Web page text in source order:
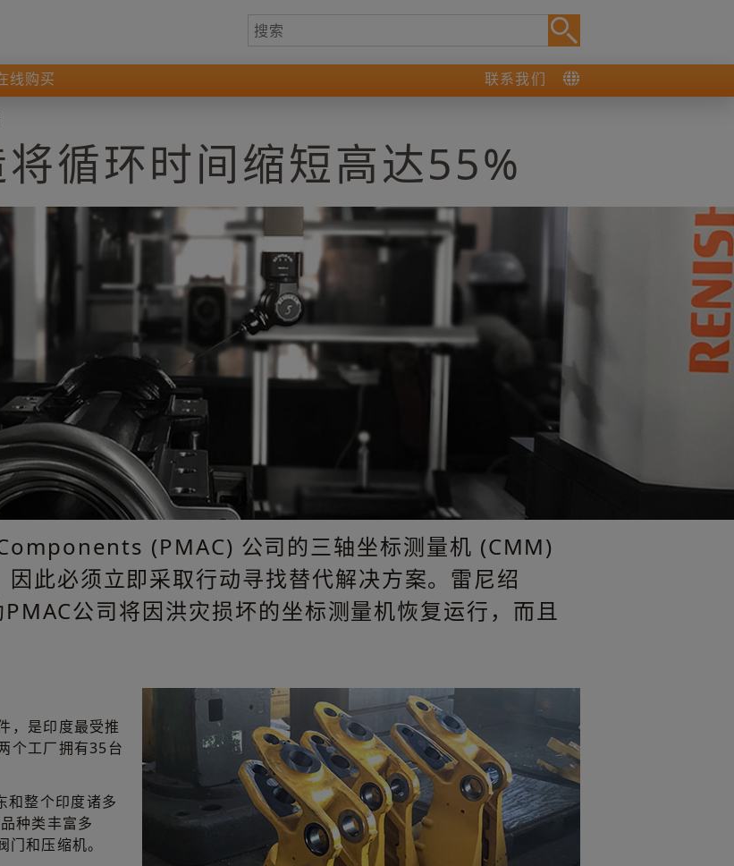
线购买 联系我们
循环时间缩短高达55%
(PMAC) 公司的三轴坐标测量机 (CMM)
此必须立即采取行动寻找替代解决方案。雷尼绍
公司将因洪灾损坏的坐标测量机恢复运行，而且
，是印度最受推
个工厂拥有35台
和整个印度诸多
种类丰富多
和压缩机。